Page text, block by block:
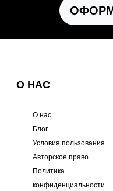
О НАС
О нас
Блог
Условия пользования
Авторское право
Политика
конфиденциальности